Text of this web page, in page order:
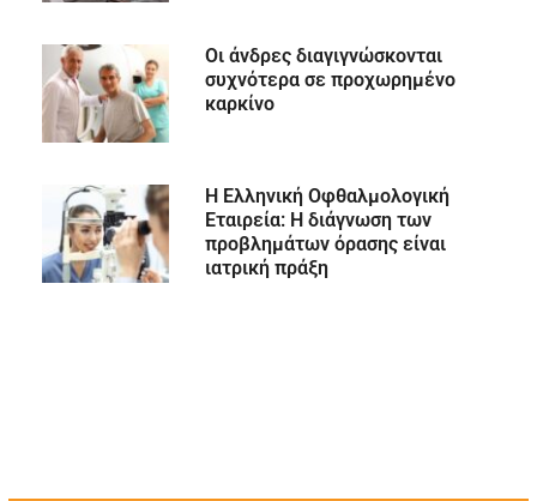
Οι άνδρες διαγιγνώσκονται
συχνότερα σε προχωρημένο
καρκίνο
Η Ελληνική Οφθαλμολογική
Εταιρεία: Η διάγνωση των
προβλημάτων όρασης είναι
ιατρική πράξη